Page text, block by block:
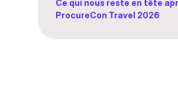
Ce qui nous reste en tête
ProcureCon Travel 2026